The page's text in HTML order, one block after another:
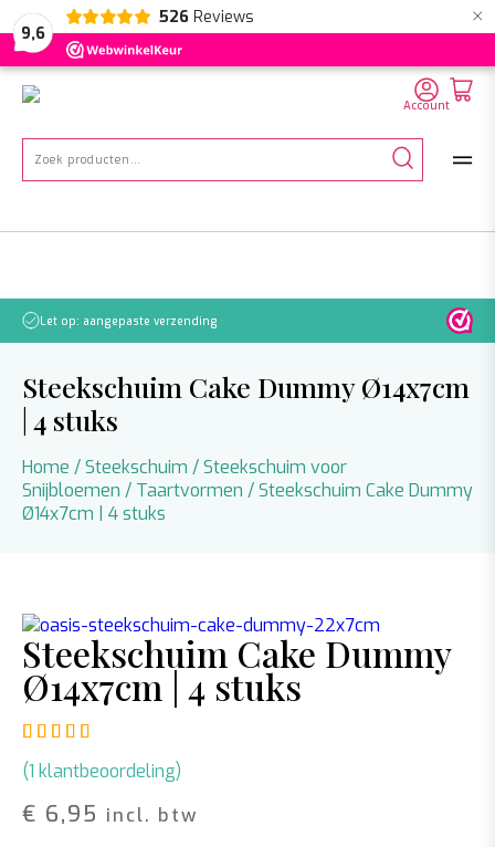
9,6
526 Reviews ×
NL EN DE
Zoeken
Account
Let op: aangepaste verzending
Steekschuim Cake Dummy Ø14x7cm
| 4 stuks
Home /Steekschuim /Steekschuim voor
Snijbloemen / Taartvormen / Steekschuim Cake Dummy
Ø14x7cm | 4 stuks
Steekschuim Cake Dummy
Ø14x7cm | 4 stuks
(1 klantbeoordeling)
€ 6,95 incl. btw